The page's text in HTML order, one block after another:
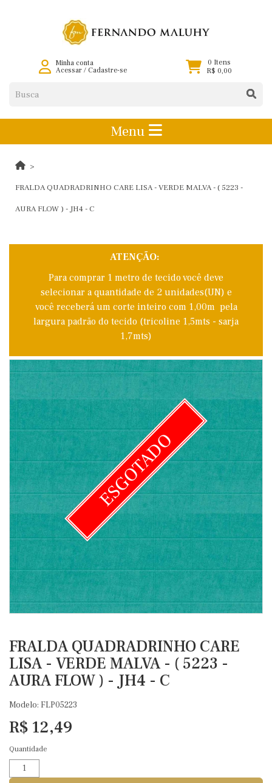
Minha conta
Acessar/ Cadastre-se
0 Itens
R$ 0,00
Menu
FRALDA QUADRADRINHO CARE LISA - VERDE MALVA - ( 5223 -
AURA FLOW ) - JH4 - C
ATENÇÃO:
Para comprar 1 metro de tecido você deve
selecionar a quantidade de 2 unidades(UN) e
você receberá um corte inteiro com 1,00m pela
largura padrão do tecido (tricoline 1,5mts - sarja
1,7mts)
ESGOTADO
FRALDA QUADRADRINHO CARE
LISA - VERDE MALVA - ( 5223 -
AURA FLOW ) - JH4 - C
Modelo: FLP05223
R$ 12,49
Quantidade